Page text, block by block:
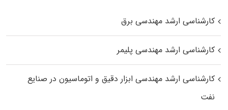
کارشناسی ارشد مهندسی برق
کارشناسی ارشد مهندسی پلیمر
کارشناسی ارشد مهندسی ابزار دقیق و اتوماسیون در صنایع
نفت